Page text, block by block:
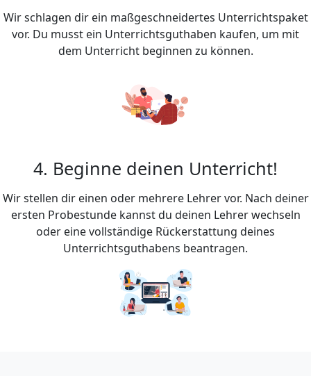
Wir schlagen dir ein maßgeschneidertes Unterrichtspaket
vor. Du musst ein Unterrichtsguthaben kaufen, um mit
dem Unterricht beginnen zu können.
4. Beginne deinen Unterricht!
Wir stellen dir einen oder mehrere Lehrer vor. Nach deiner
ersten Probestunde kannst du deinen Lehrer wechseln
oder eine vollständige Rückerstattung deines
Unterrichtsguthabens beantragen.